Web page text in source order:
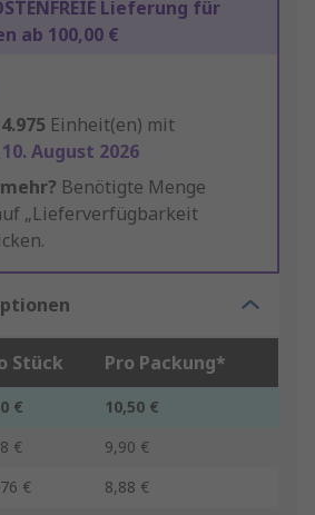
Lieferung für
ab 100,00 €
4.975 Einheit(en) mit
10. August 2026
Benötigte Menge
„Lieferverfügbarkeit
Stück Pro Packung*
€
10,50 €
€
9,90 €
€
8,88 €